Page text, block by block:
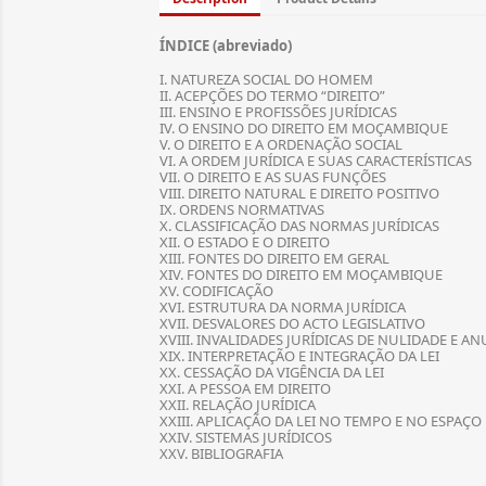
ÍNDICE (abreviado)
I. NATUREZA SOCIAL DO HOMEM
II. ACEPÇÕES DO TERMO “DIREITO”
III. ENSINO E PROFISSÕES JURÍDICAS
IV. O ENSINO DO DIREITO EM MOÇAMBIQUE
V. O DIREITO E A ORDENAÇÃO SOCIAL
VI. A ORDEM JURÍDICA E SUAS CARACTERÍSTICAS
VII. O DIREITO E AS SUAS FUNÇÕES
VIII. DIREITO NATURAL E DIREITO POSITIVO
IX. ORDENS NORMATIVAS
X. CLASSIFICAÇÃO DAS NORMAS JURÍDICAS
XII. O ESTADO E O DIREITO
XIII. FONTES DO DIREITO EM GERAL
XIV. FONTES DO DIREITO EM MOÇAMBIQUE
XV. CODIFICAÇÃO
XVI. ESTRUTURA DA NORMA JURÍDICA
XVII. DESVALORES DO ACTO LEGISLATIVO
XVIII. INVALIDADES JURÍDICAS DE NULIDADE E
XIX. INTERPRETAÇÃO E INTEGRAÇÃO DA LEI
XX. CESSAÇÃO DA VIGÊNCIA DA LEI
XXI. A PESSOA EM DIREITO
XXII. RELAÇÃO JURÍDICA
XXIII. APLICAÇÃO DA LEI NO TEMPO E NO ESPAÇO
XXIV. SISTEMAS JURÍDICOS
XXV. BIBLIOGRAFIA